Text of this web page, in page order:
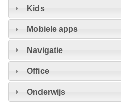
Kids
Mobiele apps
Navigatie
Office
Onderwijs